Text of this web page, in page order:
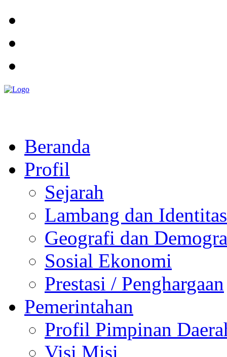
Beranda
Profil
Sejarah
Lambang dan Identitas
Geografi dan
Sosial Ekonomi
Prestasi / Penghargaan
Pemerintahan
Profil Pimpinan
Visi Misi